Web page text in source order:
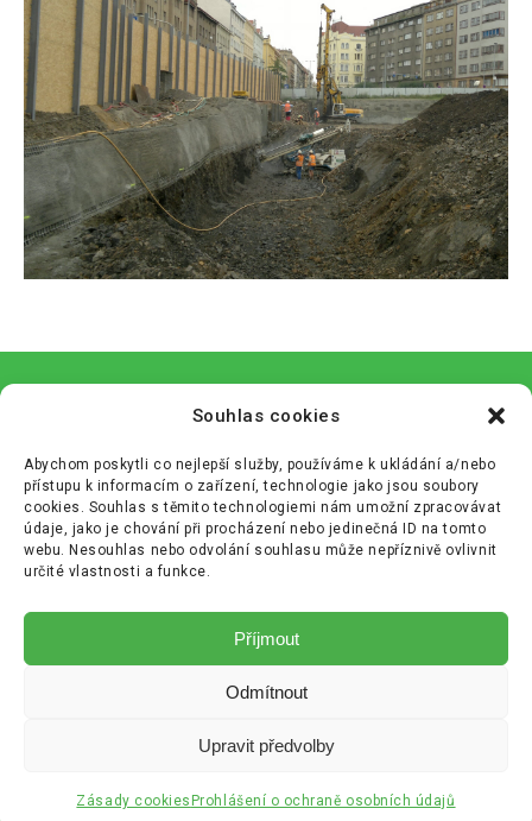
Souhlas cookies
Abychom poskytli co nejlepší služby, používáme k ukládání a/nebo
přístupu k informacím o zařízení, technologie jako jsou soubory
cookies. Souhlas s těmito technologiemi nám umožní zpracovávat
údaje, jako je chování při procházení nebo jedinečná ID na tomto
webu. Nesouhlas nebo odvolání souhlasu může nepříznivě ovlivnit
určité vlastnosti a funkce.
Příjmout
Odmítnout
Upravit předvolby
Zásady cookies Prohlášení o ochraně osobních údajů
Zásady ochrany osobních údajů (GDPR)